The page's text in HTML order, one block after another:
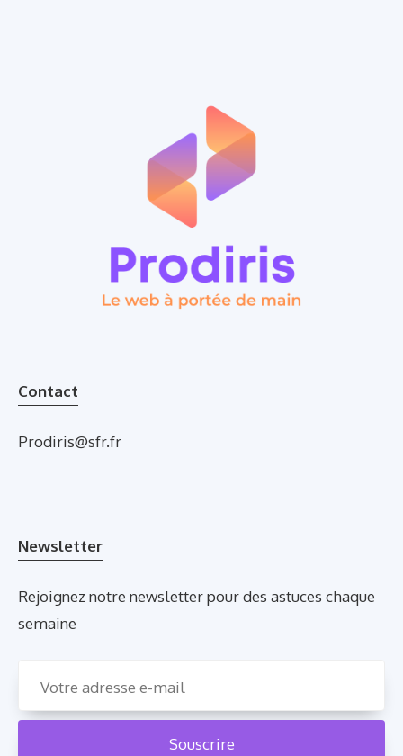
Contact
Prodiris@sfr.fr
Newsletter
Rejoignez notre newsletter pour des astuces chaque
semaine